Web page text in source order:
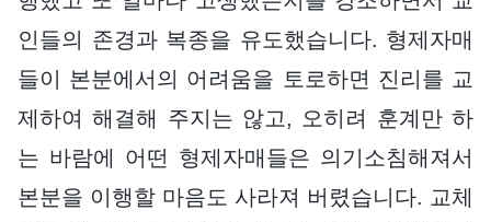
인들의 존경과 복종을 유도했습니다. 형제자매
들이 본분에서의 어려움을 토로하면 진리를 교
제하여 해결해 주지는 않고, 오히려 훈계만 하
는 바람에 어떤 형제자매들은 의기소침해져서
본분을 이행할 마음도 사라져 버렸습니다. 교체